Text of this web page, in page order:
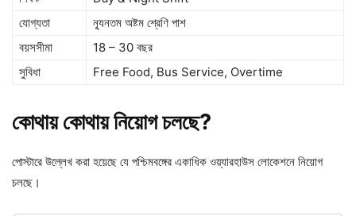
যোগ্যতা
ন্যূনতম অষ্টম শ্রেণি পাশ
বয়সসীমা
18 – 30 বছর
সুবিধা
Free Food, Bus Service, Overtime
কোথায়কোথায়নিয়োগচলছে?
পোস্টারে উল্লেখ করা হয়েছে যে পশ্চিমবঙ্গের একাধিক ওয়্যারহাউস লোকেশনে নিয়োগ
চলছে।